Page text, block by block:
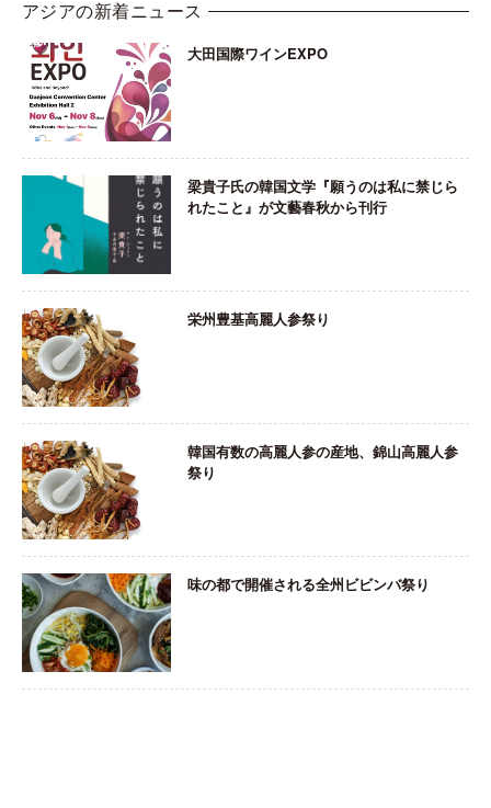
アジアの新着ニュース
大田国際ワインEXPO
梁貴子氏の韓国文学『願うのは私に禁じら
れたこと』が文藝春秋から刊行
栄州豊基高麗人参祭り
韓国有数の高麗人参の産地、錦山高麗人参
祭り
味の都で開催される全州ビビンバ祭り